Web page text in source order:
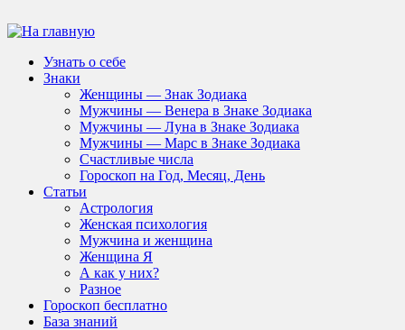
Узнать о себе
Знаки
Женщины — Знак Зодиака
Мужчины — Венера в Знаке Зодиака
Мужчины — Луна в Знаке Зодиака
Мужчины — Марс в Знаке Зодиака
Счастливые числа
Гороскоп на Год, Месяц, День
Статьи
Астрология
Женская психология
Мужчина и женщина
Женщина Я
А как у них?
Разное
Гороскоп бесплатно
База знаний